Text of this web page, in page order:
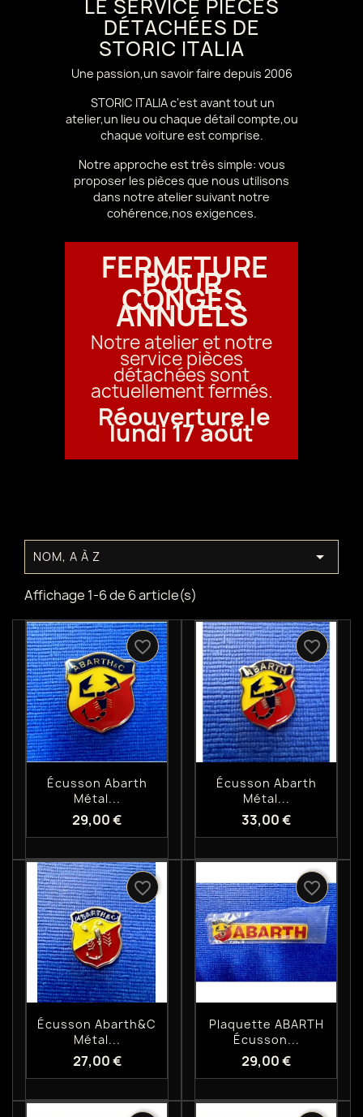
LE SERVICE PIÈCES
DÉTACHÉES DE
STORIC ITALIA
Une passion,un savoir faire depuis 2006
STORIC ITALIA c'est avant tout un
atelier,un lieu ou chaque détail compte,ou
chaque voiture est comprise.
Notre approche est très simple: vous
proposer les pièces que nous utilisons
dans notre atelier suivant notre
cohérence,nos exigences.
FERMETURE
POUR
CONGÉS
ANNUELS
Notre atelier et notre
service pièces
détachées sont
actuellement fermés.
Réouverture le
lundi 17 août
NOM, A À Z 
Affichage 1-6 de 6 article(s)
Aperçu rapide
Écusson Abarth
Métal...
29,00 €
favorite_border
Aperçu rapide
Écusson Abarth
Métal...
33,00 €
favorite_border
Aperçu rapide
Écusson Abarth&c
Métal...
27,00 €
favorite_border
Aperçu rapide
Plaquette ABARTH
Écusson...
29,00 €
favorite_border